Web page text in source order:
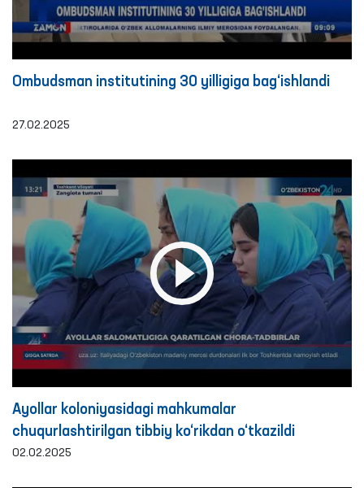
Ombudsman institutining 30 yilligiga bag‘ishlandi
27.02.2025
Ayollar koloniyasidagi mahkumalar
chuqurlashtirilgan tibbiy ko‘rikdan o‘tkazildi
02.02.2025